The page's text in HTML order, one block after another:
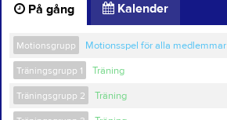
På gång Kalender
Motionsgrupp Motionsspel för alla medlemmar
Träningsgrupp 1 Träning
Träningsgrupp 2 Träning